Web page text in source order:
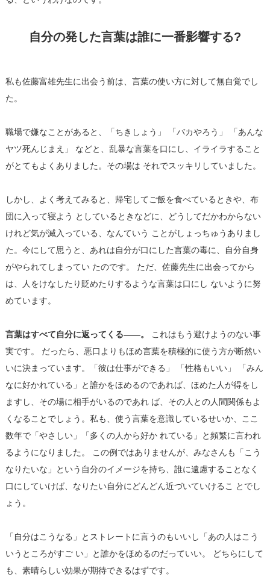
自分の発した言葉は誰に一番影響する?
私も佐藤富雄先生に出会う前は、言葉の使い方に対して無自覚でし
た。
職場で嫌なことがあると、「ちきしょう」 「バカやろう」 「あんな
ヤツ死んじまえ」 などと、乱暴な言葉を口にし、イライラすること
がとてもよくありました。その場は それでスッキリしていました。
しかし、よく考えてみると、帰宅してご飯を食べているときや、布
団に入って寝よう としているときなどに、どうしてだかわからない
けれど気が滅入っている、なんていう ことがしょっちゅうありまし
た。今にして思うと、あれは自分が口にした言葉の毒に、自分自身
がやられてしまってい たのです。 ただ、佐藤先生に出会ってから
は、人をけなしたり貶めたりするような言葉は口にし ないように努
めています。
言葉はすべて自分に返ってくる――。
これはもう避けようのない事
実です。 だったら、悪口よりもほめ言葉を積極的に使う方が断然い
いに決まっています。「彼は仕事ができる」 「性格もいい」 「みん
なに好かれている」と誰かをほめるのであれば、ほめた人が得をし
ますし、その場に相手がいるのであれ ば、その人との人間関係もよ
くなることでしょう。私も、使う言葉を意識しているせいか、ここ
数年で「やさしい」「多くの人から好か れている」と頻繁に言われ
るようになりました。 この例ではありませんが、みなさんも「こう
なりたいな」という自分のイメージを持ち、誰に遠慮することなく
口にしていけば、なりたい自分にどんどん近づいていけるこ とでし
ょう。
「自分はこうなる」とストレートに言うのもいいし「あの人はこう
いうところがすご い」と誰かをほめるのだっていい。 どちらにして
も、素晴らしい効果が期待できるはずです。